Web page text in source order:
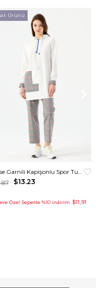
$13.23
Ürünü
Özel Sepette %10 indirim $11,91